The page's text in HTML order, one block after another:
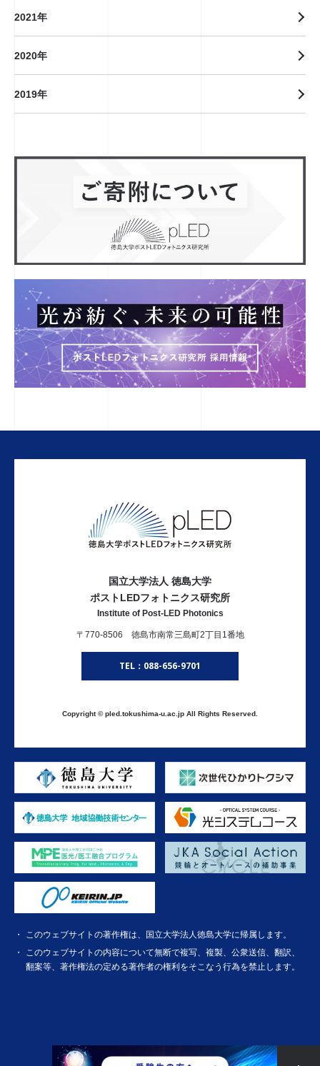
2021年
2020年
2019年
国立大学法人 徳島大学
ポストLEDフォトニクス研究所
Institute of Post-LED Photonics
〒770-8506 徳島市南常三島町2丁目1番地
TEL：088-656-9701
Copyright © pled.tokushima-u.ac.jp All Rights Reserved.
このウェブサイトの著作権は、国立大学法人徳島大学に帰属します。
このウェブサイトの内容について無断で複写、複製、公衆送信、翻訳、
翻案等、著作権法の定める著作者の権利をそこなう行為を禁止します。